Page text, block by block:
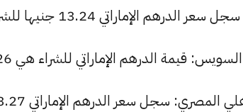
الإماراتي 13.24 جنيها للشراء و 13.33 للبيع.
قيمة الدرهم الإماراتي للشراء هي 13.26 جنيها، وللبيع 13.31 جنيها.
سجل سعر الدرهم الإماراتي 13.27 جنيها للشراء و 13.31 للبيع.